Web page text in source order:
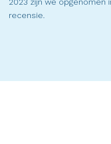
2023 zijn we opgenomen
recensie.